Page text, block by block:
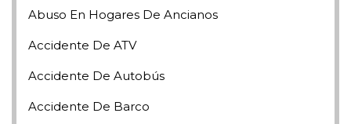
Abuso En Hogares De Ancianos
Accidente De ATV
Accidente De Autobús
Accidente De Barco